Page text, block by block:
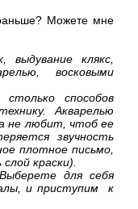
Можете мне
выдувание клякс,
восковыми
способов
Акварелью
не любит, чтоб ее
звучность
плотное письмо,
краски).
для себя
и приступим к